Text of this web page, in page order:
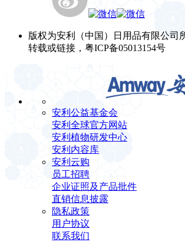
版权为安利（中国）日用品有限公司
转载或链接，粤ICP备05013154号
安利公益基金会
安利全球官方网站
安利植物研发中心
安利内容库
安利云购
员工招聘
企业证照及产品批件
直销信息披露
隐私政策
用户协议
联系我们